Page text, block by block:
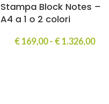
Stampa Block Notes –
A4 a 1 o 2 colori
€169,00- €1.326,00